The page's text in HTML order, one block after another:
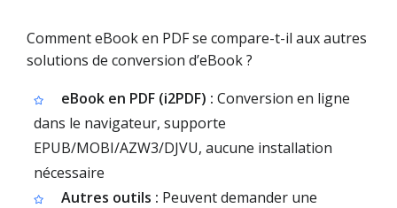
Comment eBook en PDF se compare-t-il aux autres
solutions de conversion d’eBook ?
eBook en PDF (i2PDF) : Conversion en ligne
dans le navigateur, supporte
EPUB/MOBI/AZW3/DJVU, aucune installation
nécessaire
Autres outils : Peuvent demander une